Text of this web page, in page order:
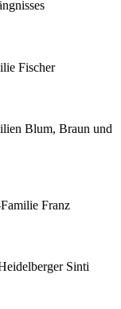
Fischer
Blum, Braun und
Franz
Sinti